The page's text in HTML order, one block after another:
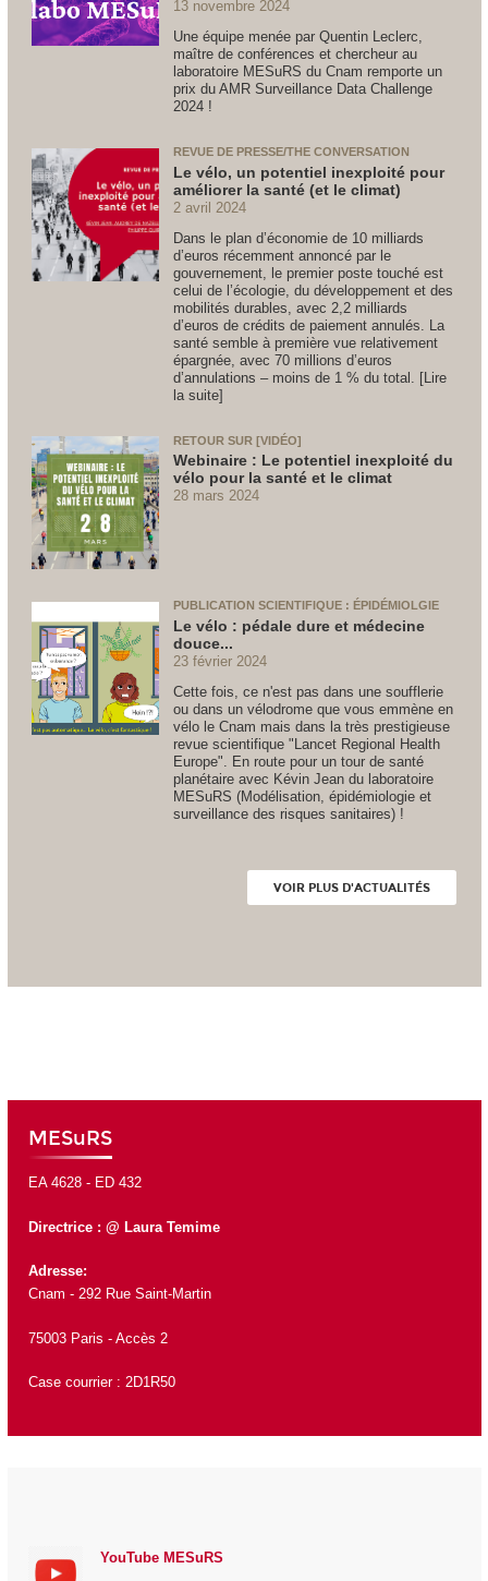
13 novembre 2024
Une équipe menée par Quentin Leclerc,
maître de conférences et chercheur au
laboratoire MESuRS du Cnam remporte un
prix du AMR Surveillance Data Challenge
2024 !
REVUE DE PRESSE/THE CONVERSATION
Le vélo, un potentiel inexploité pour
améliorer la santé (et le climat)
2 avril 2024
Dans le plan d’économie de 10 milliards
d’euros récemment annoncé par le
gouvernement, le premier poste touché est
celui de l’écologie, du développement et des
mobilités durables, avec 2,2 milliards
d’euros de crédits de paiement annulés. La
santé semble à première vue relativement
épargnée, avec 70 millions d’euros
d’annulations – moins de 1 % du total. [Lire
la suite]
RETOUR SUR [VIDÉO]
Webinaire : Le potentiel inexploité du
vélo pour la santé et le climat
28 mars 2024
PUBLICATION SCIENTIFIQUE : ÉPIDÉMIOLGIE
Le vélo : pédale dure et médecine
douce...
23 février 2024
Cette fois, ce n'est pas dans une soufflerie
ou dans un vélodrome que vous emmène en
vélo le Cnam mais dans la très prestigieuse
revue scientifique "Lancet Regional Health
Europe". En route pour un tour de santé
planétaire avec Kévin Jean du laboratoire
MESuRS (Modélisation, épidémiologie et
surveillance des risques sanitaires) !
VOIR PLUS D'ACTUALITÉS
MESuRS
EA 4628 - ED 432
Directrice: @ Laura Temime
Adresse:
Cnam - 292 Rue Saint-Martin
75003 Paris - Accès 2
Case courrier : 2D1R50
YouTube MESuRS